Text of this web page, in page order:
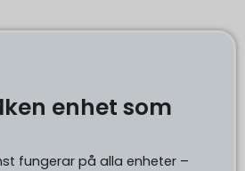
enhet som
fungerar på alla enheter –